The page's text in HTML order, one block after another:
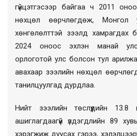
гүйцэтгэсээр байгаа ч 2011
нөхцөл өөрчлөгдөж, Монгол
хөнгөлөлттэй зээлд хамрагдах
2024 оноос эхлэн манай улс
орлоготой улс болсон тул
авахаар зээлийн нөхцөл
танилцуулгад дурдлаа.
Нийт зээлийн төслүүдийн
ашиглагдаагүй үлдэгдлийн 89
хэрэгжиж дуусах гэрээ,